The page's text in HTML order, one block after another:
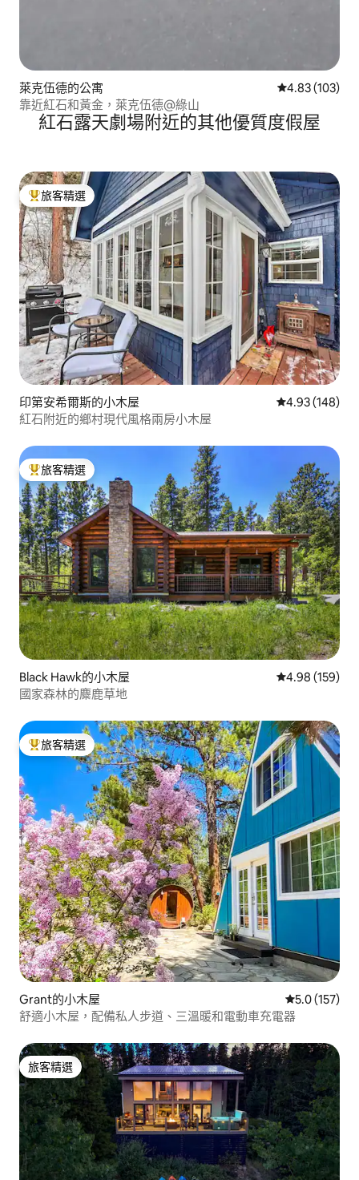
萊克伍德的公寓 從 103 則評價
4.83 (103)
靠近紅石和黃金，萊克伍德@綠山
紅石露天劇場附近的其他優質度假屋
旅客精選榜首
旅客精選
印第安希爾斯的小木屋 從 148 則評價
4.93 (148)
紅石附近的鄉村現代風格兩房小木屋
旅客精選榜首
旅客精選
Black Hawk的小木屋 從 159 則評價
4.98 (159)
國家森林的麋鹿草地
旅客精選榜首
旅客精選
Grant的小木屋 從 157 則評
5.0 (157)
舒適小木屋，配備私人步道、三溫暖和電動車充電器
旅客精選
旅客精選